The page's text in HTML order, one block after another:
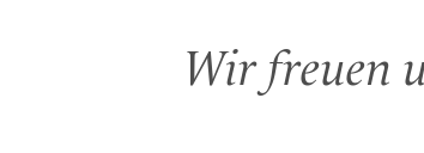
Wir freuen